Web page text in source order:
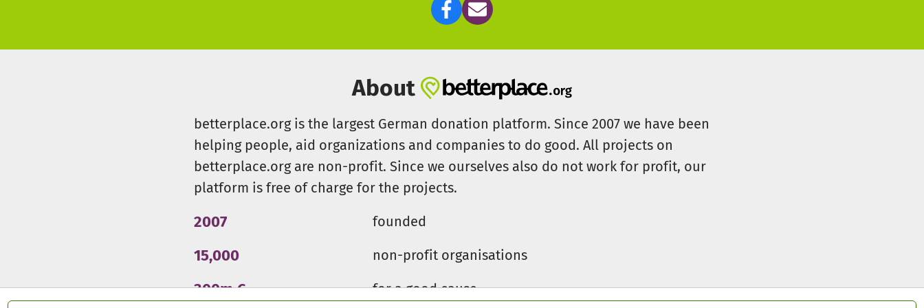
About
betterplace.org is the largest German donation platform. Since 2007 we have been
helping people, aid organizations and companies to do good. All projects on
betterplace.org are non-profit. Since we ourselves also do not work for profit, our
platform is free of charge for the projects.
2007 founded
15,000 non-profit organisations
300m € for a good cause